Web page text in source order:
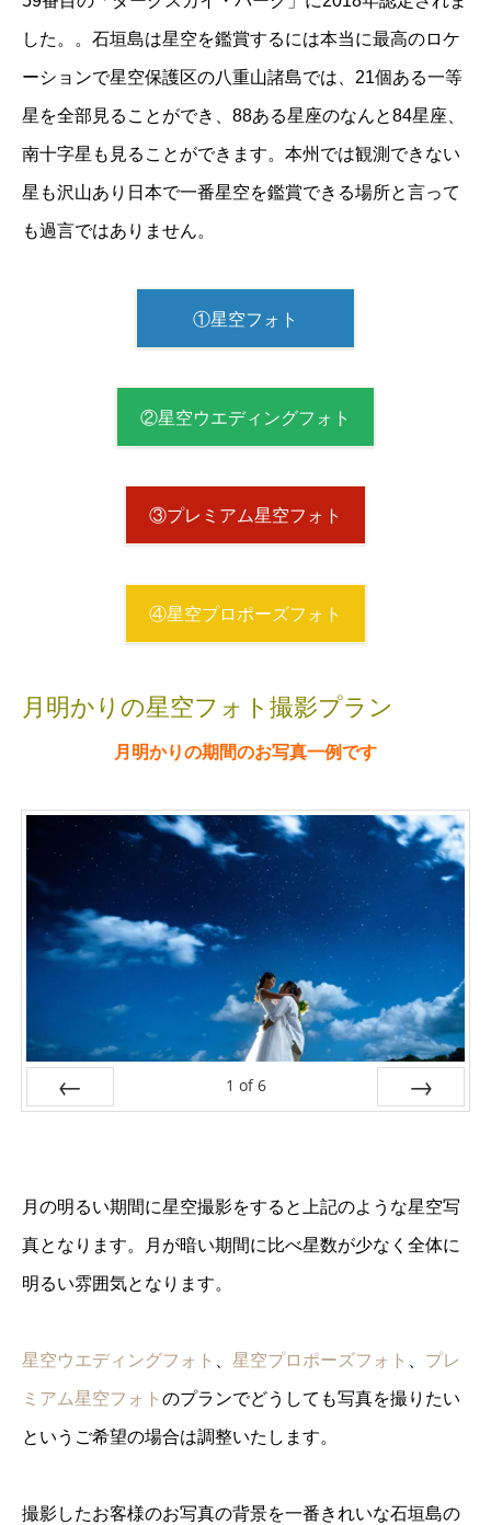
した。。石垣島は星空を鑑賞するには本当に最高のロケ
ーションで星空保護区の八重山諸島では、21個ある一等
星を全部見ることができ、88ある星座のなんと84星座、
南十字星も見ることができます。本州では観測できない
星も沢山あり日本で一番星空を鑑賞できる場所と言って
も過言ではありません。
①星空フォト
②星空ウエディングフォト
③プレミアム星空フォト
④星空プロポーズフォト
月明かりの星空フォト撮影プラン
月明かりの期間のお写真一例です
1 of 6
月の明るい期間に星空撮影をすると上記のような星空写
真となります。月が暗い期間に比べ星数が少なく全体に
明るい雰囲気となります。
星空ウエディングフォト 星空プロポーズフォト プレ
ミアム星空フォト のプランでどうしても写真を撮りたい
というご希望の場合は調整いたします。
撮影したお客様のお写真の背景を一番きれいな石垣島の